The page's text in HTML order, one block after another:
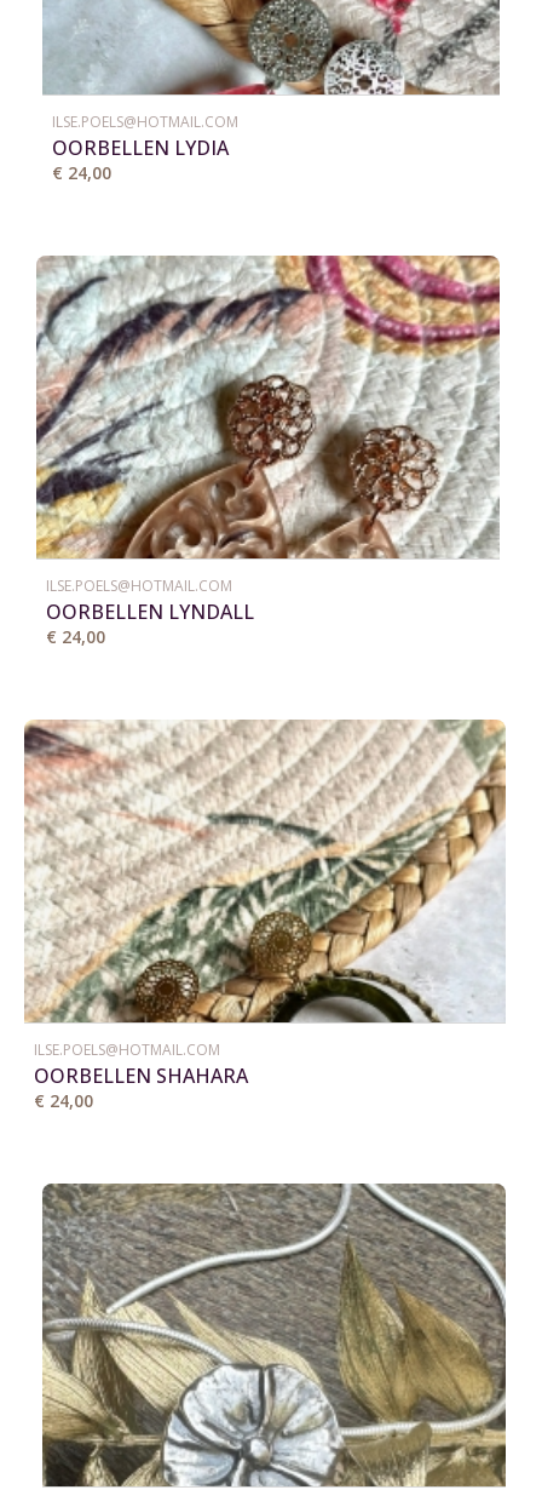
ILSE.POELS@HOTMAIL.COM
OORBELLEN LYDIA
€ 24,00
ILSE.POELS@HOTMAIL.COM
OORBELLEN LYNDALL
€ 24,00
ILSE.POELS@HOTMAIL.COM
OORBELLEN SHAHARA
€ 24,00